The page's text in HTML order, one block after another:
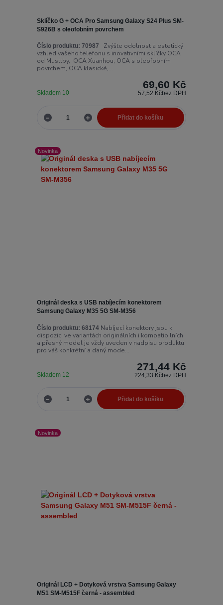
Sklíčko G + OCA Pro Samsung Galaxy S24 Plus SM-
S926B s oleofobním povrchem
Číslo produktu: 70987
Zvýšte odolnost a estetický
vzhled vašeho telefonu s inovativními sklíčky OCA
od Musttby, OCA Xuanhou, OCA s oleofobním
povrchem, OCA klasické,...
69,60 Kč
57,52 Kčbez DPH
Skladem 10
Přidat do košíku
Novinka
Originál deska s USB nabíjecím konektorem
Samsung Galaxy M35 5G SM-M356
Číslo produktu: 68174Nabíjecí konektory jsou k
dispozici ve variantách originálních i kompatibilních
a přesný model je vždy uveden v nadpisu produktu
pro váš konkrétní a daný mode...
271,44 Kč
224,33 Kčbez DPH
Skladem 12
Přidat do košíku
Novinka
Originál LCD + Dotyková vrstva Samsung Galaxy
M51 SM-M515F černá - assembled